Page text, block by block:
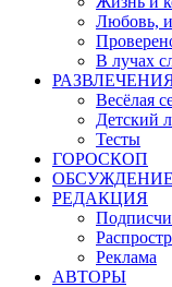
Любовь,
В лучах
Весёлая
Детский
Тесты
ГОРОСКОП
ОБСУЖДЕНИЕ
РЕДАКЦИЯ
Реклама
АВТОРЫ